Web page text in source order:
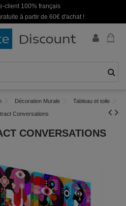
client 100% français
à partir de 60€ d'achat !
Décoration Murale Tableau et toile
Conversations
CONVERSATIONS